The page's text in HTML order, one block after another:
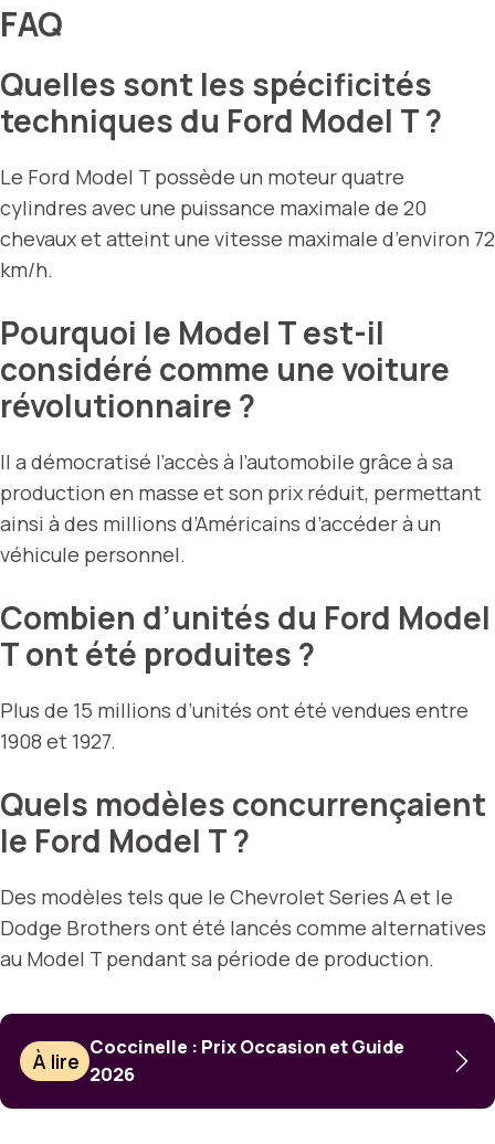
FAQ
Quelles sont les spécificités
techniques du Ford Model T ?
Le Ford Model T possède un moteur quatre
cylindres avec une puissance maximale de 20
chevaux et atteint une vitesse maximale d’environ 72
km/h.
Pourquoi le Model T est-il
considéré comme une voiture
révolutionnaire ?
Il a démocratisé l’accès à l’automobile grâce à sa
production en masse et son prix réduit, permettant
ainsi à des millions d’Américains d’accéder à un
véhicule personnel.
Combien d’unités du Ford Model
T ont été produites ?
Plus de 15 millions d’unités ont été vendues entre
1908 et 1927.
Quels modèles concurrençaient
le Ford Model T ?
Des modèles tels que le Chevrolet Series A et le
Dodge Brothers ont été lancés comme alternatives
au Model T pendant sa période de production.
À lire
Coccinelle : Prix Occasion et Guide
2026